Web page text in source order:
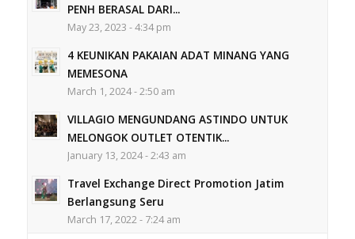
PENH BERASAL DARI...
May 23, 2023 - 4:34 pm
4 KEUNIKAN PAKAIAN ADAT MINANG YANG
MEMESONA
March 1, 2024 - 2:50 am
VILLAGIO MENGUNDANG ASTINDO UNTUK
MELONGOK OUTLET OTENTIK...
January 13, 2024 - 2:43 am
Travel Exchange Direct Promotion Jatim
Berlangsung Seru
March 17, 2022 - 7:24 am